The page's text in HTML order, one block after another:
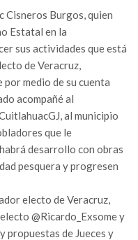
Cisneros Burgos, quien
Estatal en la
sus actividades que está
de Veracruz,
por medio de su cuenta
acompañé al
al municipio
que le
desarrollo con obras
pesquera y progresen
electo de Veracruz,
@Ricardo_Exsome y
propuestas de Jueces y